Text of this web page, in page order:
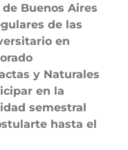
Buenos Aires
de las
en
y Naturales
en la
semestral
hasta el